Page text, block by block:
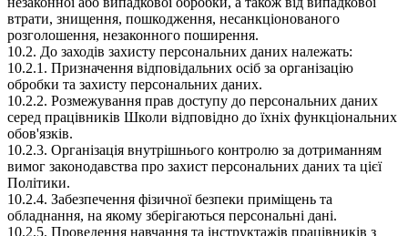
втрати, знищення, пошкодження, несанкціонованого
розголошення, незаконного поширення.
10.2. До заходів захисту персональних даних належать:
10.2.1. Призначення відповідальних осіб за організацію
обробки та захисту персональних даних.
10.2.2. Розмежування прав доступу до персональних даних
серед працівників Школи відповідно до їхніх функціональних
обов'язків.
10.2.3. Організація внутрішнього контролю за дотриманням
вимог законодавства про захист персональних даних та цієї
Політики.
10.2.4. Забезпечення фізичної безпеки приміщень та
обладнання, на якому зберігаються персональні дані.
10.2.5. Проведення навчання та інструктажів працівників з